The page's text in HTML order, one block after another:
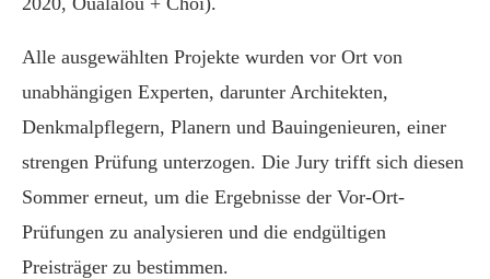
Alle ausgewählten Projekte wurden vor Ort von
unabhängigen Experten, darunter Architekten,
Denkmalpflegern, Planern und Bauingenieuren, einer
strengen Prüfung unterzogen. Die Jury trifft sich diesen
Sommer erneut, um die Ergebnisse der Vor-Ort-
Prüfungen zu analysieren und die endgültigen
Preisträger zu bestimmen.